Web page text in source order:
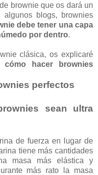
brownie que os dará un
algunos blogs, brownies
debe tener una capa
por dentro.
clásica, os explicaré
cómo hacer brownies
perfectos
sean ultra
de fuerza en lugar de
tiene más cantidades
masa más elástica y
más rato la masa